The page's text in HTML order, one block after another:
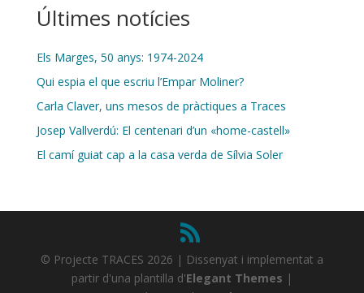
Últimes notícies
Els Marges, 50 anys: 1974-2024
Qui espia el que escriu l’Empar Moliner?
Carla Claver, uns mesos de pràctiques a Traces
Josep Vallverdú: El centenari d’un «home-castell»
El camí guiat cap a la casa verda de Sílvia Soler
© Projecte TRACES 2026 | Dissenyat i implementat a
partir d'una plantilla d'Elegant Themes |